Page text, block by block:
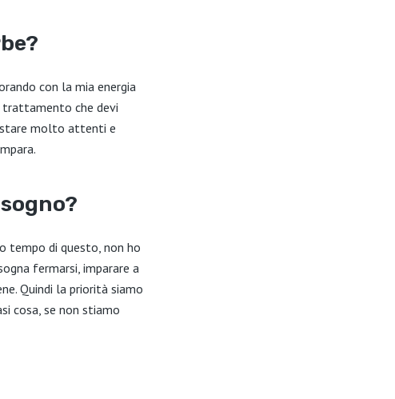
con la mia energia
trattamento che devi
stare molto attenti e
tempo di questo, non ho
fermarsi, imparare a
Quindi la priorità siamo
cosa, se non stiamo